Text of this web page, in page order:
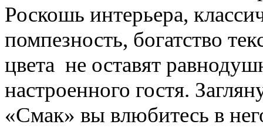
Роскошь интерьера,
помпезность, богатство
цвета не оставят
настроенного гостя.
«Смак» вы влюбитесь в